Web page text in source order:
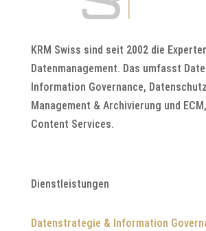
KRM Swiss sind seit 2002 die
Datenmanagement. Das umfasst
Information Governance,
Management & Archivierung und
Content Services.
Dienstleistungen
Datenstrategie & Information